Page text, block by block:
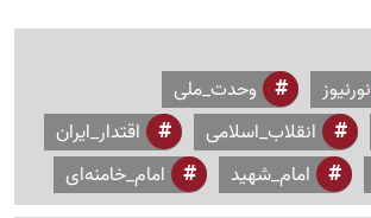
نورنیوز
وحدت_ملی
انقلاب_اسلامی
اقتدار_ایران
امام_شهید امام_خامنه‌ای